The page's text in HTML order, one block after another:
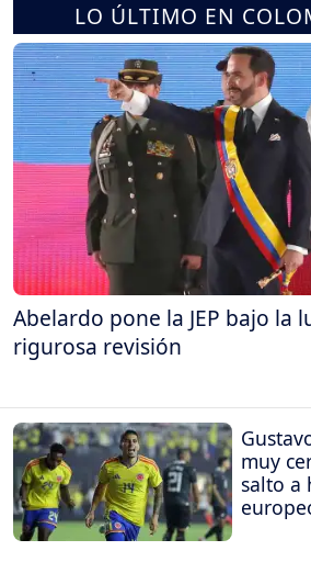
LO ÚLTIMO EN
Abelardo pone la JEP bajo la
rigurosa revisión
muy
salto a